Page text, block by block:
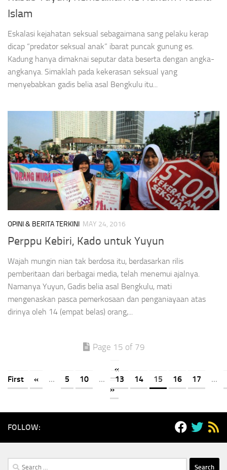
Islam
Eskalasi kejahatan seksual sebagaimana sang pelaku kerap
dicap “predator seksual anak” ibarat puncak gunung es.
Kadung hanya dimaknai seputar data beserta dengan angka-
angkanya. Simaklah pada kekerasan seksual yang
menyebabkan gadis belia asal Bengkulu itu...
OPINI & BERITA TERKINI MAY 24, 2016
Perppu Kebiri, Kado untuk Yuyun
Wajah mungin nian tak berdosa itu, berdasarkan rilis
pemberitaan dari berbagai media, telah menemui ajalnya.
Namanya Yuyun, Gadis belia asal Bengkulu, mati
mengenaskan pasca pemerkosaan dan penganiayaan atas
dirinya oleh 14 (empat belas) orang,...
Page 15 of 79
«
First
« ... 5 10 ... 13 14 15 16 17
...
»
FOLLOW:
Search